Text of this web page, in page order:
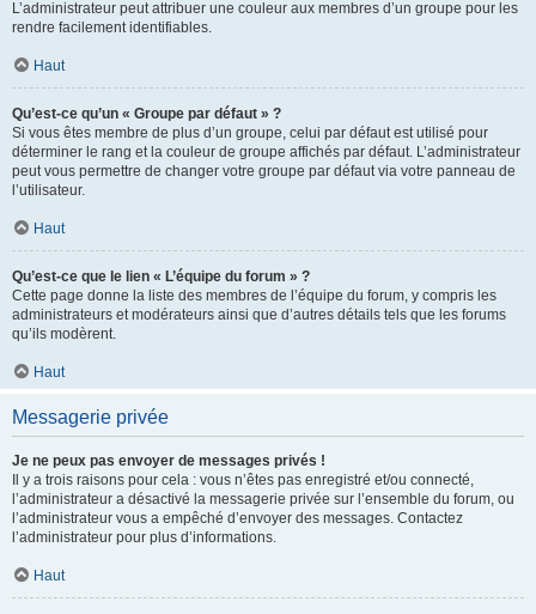
L’administrateur peut attribuer une couleur aux membres d’un groupe pour les
rendre facilement identifiables.
Haut
Qu’est-ce qu’un « Groupe par défaut » ?
Si vous êtes membre de plus d’un groupe, celui par défaut est utilisé pour
déterminer le rang et la couleur de groupe affichés par défaut. L’administrateur
peut vous permettre de changer votre groupe par défaut via votre panneau de
l’utilisateur.
Haut
Qu’est-ce que le lien « L’équipe du forum » ?
Cette page donne la liste des membres de l’équipe du forum, y compris les
administrateurs et modérateurs ainsi que d’autres détails tels que les forums
qu’ils modèrent.
Haut
Messagerie privée
Je ne peux pas envoyer de messages privés !
Il y a trois raisons pour cela : vous n’êtes pas enregistré et/ou connecté,
l’administrateur a désactivé la messagerie privée sur l’ensemble du forum, ou
l’administrateur vous a empêché d’envoyer des messages. Contactez
l’administrateur pour plus d’informations.
Haut